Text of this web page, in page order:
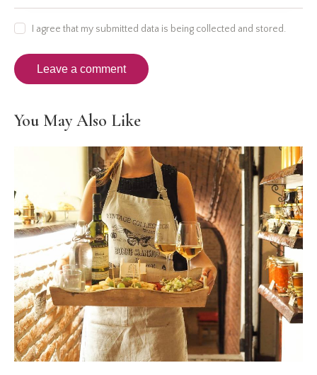
I agree that my submitted data is being collected and stored.
You May Also Like